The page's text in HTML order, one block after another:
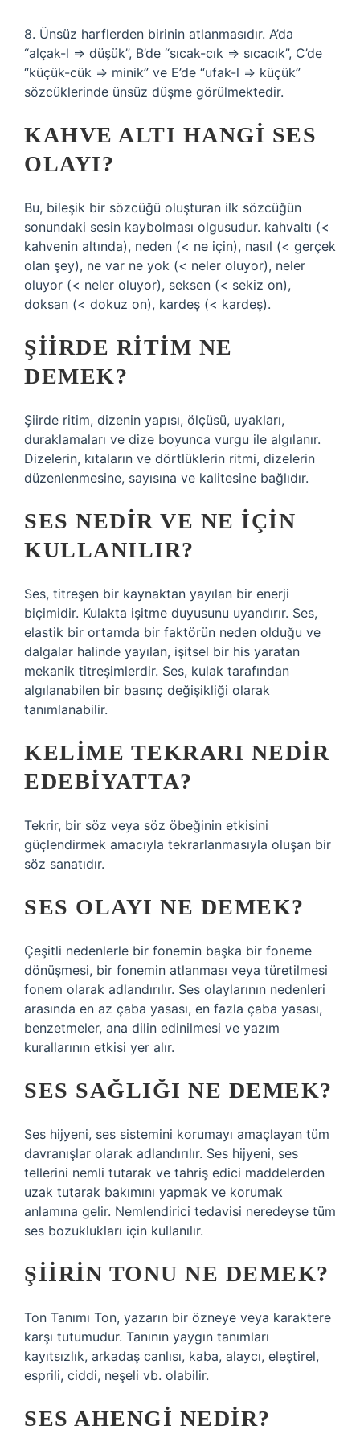
8. Ünsüz harflerden birinin atlanmasıdır. A’da
“alçak-l ⇒ düşük”, B’de “sıcak-cık ⇒ sıcacık”, C’de
“küçük-cük ⇒ minik” ve E’de “ufak-l ⇒ küçük”
sözcüklerinde ünsüz düşme görülmektedir.
KAHVE ALTI HANGI SES
OLAYI?
Bu, bileşik bir sözcüğü oluşturan ilk sözcüğün
sonundaki sesin kaybolması olgusudur. kahvaltı (<
kahvenin altında), neden (< ne için), nasıl (< gerçek
olan şey), ne var ne yok (< neler oluyor), neler
oluyor (< neler oluyor), seksen (< sekiz on),
doksan (< dokuz on), kardeş (< kardeş).
ŞIIRDE RITIM NE
DEMEK?
Şiirde ritim, dizenin yapısı, ölçüsü, uyakları,
duraklamaları ve dize boyunca vurgu ile algılanır.
Dizelerin, kıtaların ve dörtlüklerin ritmi, dizelerin
düzenlenmesine, sayısına ve kalitesine bağlıdır.
SES NEDIR VE NE IÇIN
KULLANILIR?
Ses, titreşen bir kaynaktan yayılan bir enerji
biçimidir. Kulakta işitme duyusunu uyandırır. Ses,
elastik bir ortamda bir faktörün neden olduğu ve
dalgalar halinde yayılan, işitsel bir his yaratan
mekanik titreşimlerdir. Ses, kulak tarafından
algılanabilen bir basınç değişikliği olarak
tanımlanabilir.
KELIME TEKRARI NEDIR
EDEBIYATTA?
Tekrir, bir söz veya söz öbeğinin etkisini
güçlendirmek amacıyla tekrarlanmasıyla oluşan bir
söz sanatıdır.
SES OLAYI NE DEMEK?
Çeşitli nedenlerle bir fonemin başka bir foneme
dönüşmesi, bir fonemin atlanması veya türetilmesi
fonem olarak adlandırılır. Ses olaylarının nedenleri
arasında en az çaba yasası, en fazla çaba yasası,
benzetmeler, ana dilin edinilmesi ve yazım
kurallarının etkisi yer alır.
SES SAĞLIĞI NE DEMEK?
Ses hijyeni, ses sistemini korumayı amaçlayan tüm
davranışlar olarak adlandırılır. Ses hijyeni, ses
tellerini nemli tutarak ve tahriş edici maddelerden
uzak tutarak bakımını yapmak ve korumak
anlamına gelir. Nemlendirici tedavisi neredeyse tüm
ses bozuklukları için kullanılır.
ŞIIRIN TONU NE DEMEK?
Ton Tanımı Ton, yazarın bir özneye veya karaktere
karşı tutumudur. Tanının yaygın tanımları
kayıtsızlık, arkadaş canlısı, kaba, alaycı, eleştirel,
esprili, ciddi, neşeli vb. olabilir.
SES AHENGI NEDIR?